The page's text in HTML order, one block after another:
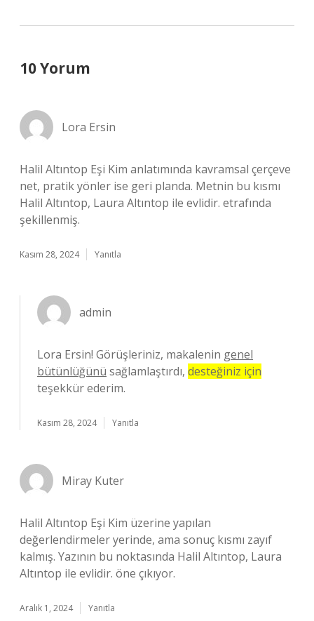
10 Yorum
Lora Ersin
Halil Altıntop Eşi Kim anlatımında kavramsal çerçeve
net, pratik yönler ise geri planda. Metnin bu kısmı
Halil Altıntop, Laura Altıntop ile evlidir. etrafında
şekillenmiş.
Kasım 28, 2024 Yanıtla
admin
Lora Ersin! Görüşleriniz, makalenin genel
bütünlüğünü sağlamlaştırdı, desteğiniz için
teşekkür ederim.
Kasım 28, 2024 Yanıtla
Miray Kuter
Halil Altıntop Eşi Kim üzerine yapılan
değerlendirmeler yerinde, ama sonuç kısmı zayıf
kalmış. Yazının bu noktasında Halil Altıntop, Laura
Altıntop ile evlidir. öne çıkıyor.
Aralık 1, 2024 Yanıtla